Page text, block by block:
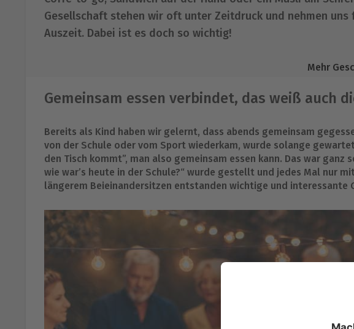
Gesellschaft stehen wir oft unter Zeitdruck und nehmen uns
Auszeit. Dabei ist es doch so wichtig!
Mehr
Gemeinsam essen verbindet, das weiß auch
Bereits als Kind haben wir gelernt, dass abends gemeinsam
von der Schule oder vom Sport wiederkam, wurde solange
den Tisch kommt”, man also gemeinsam essen kann. Das war
wie war’s heute in der Schule?“ wurde gestellt und jedes Mal nur
längerem Beieinandersitzen entstanden wichtige und interessante